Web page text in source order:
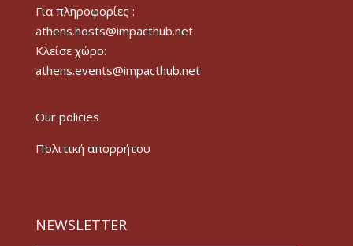
Για πληροφορίες :
athens.hosts@impacthub.net
Κλείσε χώρο:
athens.events@impacthub.net
Our policies
Πολιτική απορρήτου
NEWSLETTER